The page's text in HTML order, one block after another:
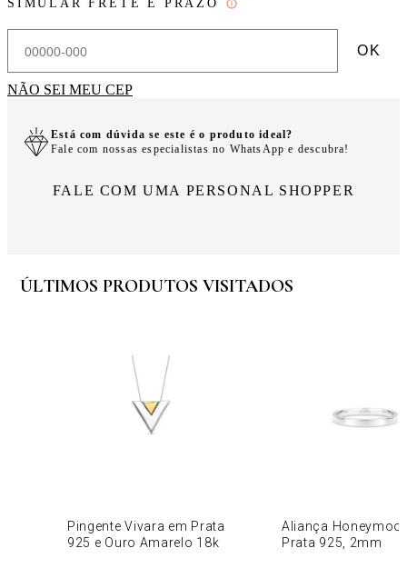
SIMULAR FRETE E PRAZO
OK
NÃO SEI MEU CEP
Está com dúvida se este é o produto ideal?
Fale com nossas especialistas no WhatsApp e descubra!
FALE COM UMA PERSONAL SHOPPER
ÚLTIMOS PRODUTOS VISITADOS
Pingente Vivara em Prata
925 e Ouro Amarelo 18k
Aliança
Prata 925, 2mm